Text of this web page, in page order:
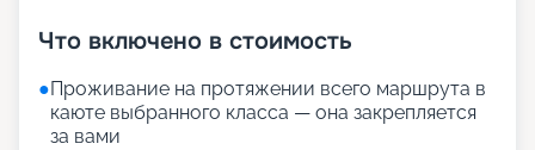
Что включено в стоимость
●Проживание на протяжении всего маршрута в
каюте выбранного класса — она закрепляется
за вами